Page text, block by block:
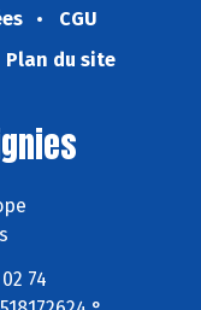
CGU
Plan du site
74